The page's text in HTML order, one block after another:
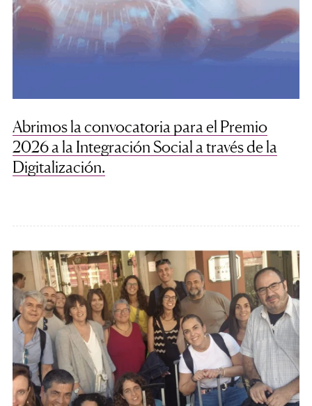
Abrimos la convocatoria para el Premio
2026 a la Integración Social a través de la
Digitalización.